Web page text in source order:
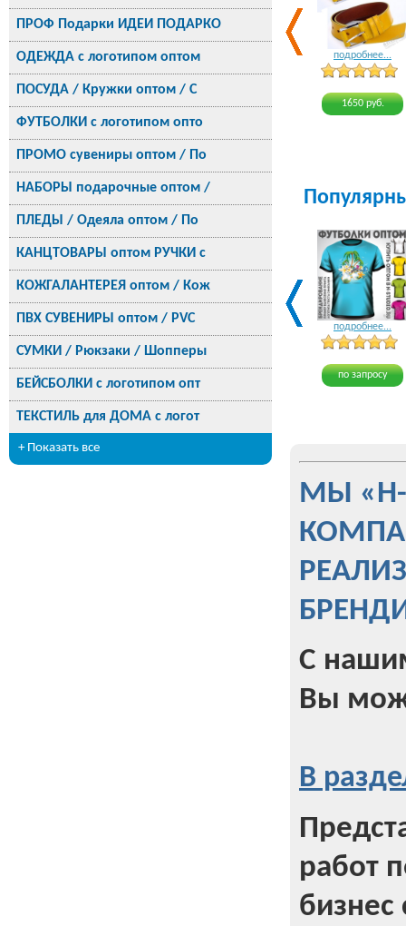
ПРОФ Подарки ИДЕИ ПОДАРКО
ОДЕЖДА с логотипом оптом
ПОСУДА / Кружки оптом / С
ФУТБОЛКИ с логотипом опто
ПРОМО сувениры оптом / По
НАБОРЫ подарочные оптом /
ПЛЕДЫ / Одеяла оптом / По
КАНЦТОВАРЫ оптом РУЧКИ с
КОЖГАЛАНТЕРЕЯ оптом / Кож
ПВХ СУВЕНИРЫ оптом / PVC
СУМКИ / Рюкзаки / Шопперы
БЕЙСБОЛКИ с логотипом опт
ТЕКСТИЛЬ для ДОМА с логот
+ Показать все
подробнее...
1650 руб.
подробнее...
по запросу
МЫ
С
Вы
В
работ
бизнес